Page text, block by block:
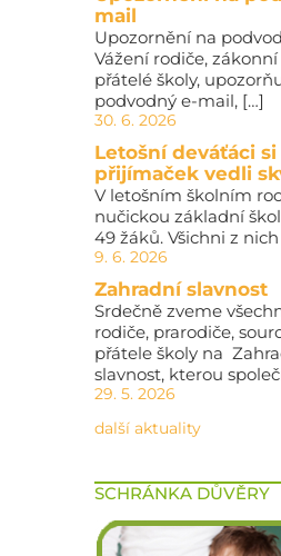
mail
Upozornění na
Vážení rodiče,
přátelé školy,
podvodný e-mail, […]
30. 6. 2026
Letošní deváťáci si
přijímaček vedli
V letošním školním
nučickou základní
49 žáků. Všichni z
9. 6. 2026
Zahradní slavnost
Srdečně zveme
rodiče, prarodiče,
přátele školy na
slavnost, kterou
29. 5. 2026
další aktuality
SCHRÁNKA DŮVĚRY